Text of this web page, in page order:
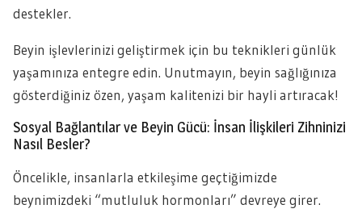
destekler.
Beyin işlevlerinizi geliştirmek için bu teknikleri günlük
yaşamınıza entegre edin. Unutmayın, beyin sağlığınıza
gösterdiğiniz özen, yaşam kalitenizi bir hayli artıracak!
Sosyal Bağlantılar ve Beyin Gücü: İnsan İlişkileri Zihninizi
Nasıl Besler?
Öncelikle, insanlarla etkileşime geçtiğimizde
beynimizdeki “mutluluk hormonları” devreye girer.